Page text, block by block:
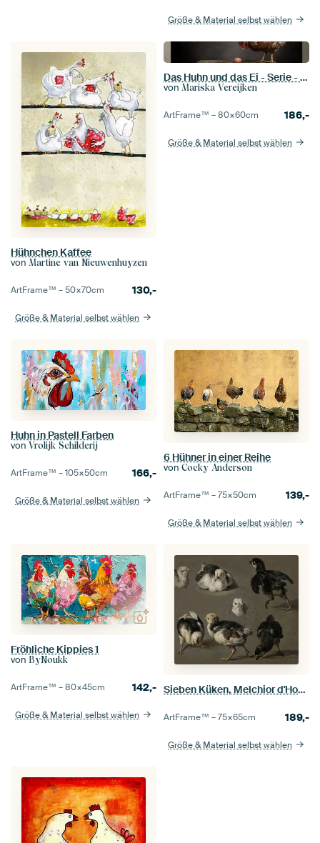
Größe & Material selbst wählen
Hühnchen Kaffee
von Martine van Nieuwenhuyzen
ArtFrame™ –50×70cm 130,-
Größe & Material selbst wählen
Das Huhn und das Ei - Serie - 2/3
von Mariska Vereijken
ArtFrame™ –80×60cm 186,-
Größe & Material selbst wählen
Huhn in Pastell Farben
von Vrolijk Schilderij
ArtFrame™ –105×50cm 166,-
Größe & Material selbst wählen
6 Hühner in einer Reihe
von Cocky Anderson
ArtFrame™ –75×50cm 139,-
Größe & Material selbst wählen
Fröhliche Kippies 1
von ByNoukk
ArtFrame™ –80×45cm 142,-
Größe & Material selbst wählen
Sieben Küken, Melchior d'Hondecoeter
ArtFrame™ –75×65cm 189,-
Größe & Material selbst wählen